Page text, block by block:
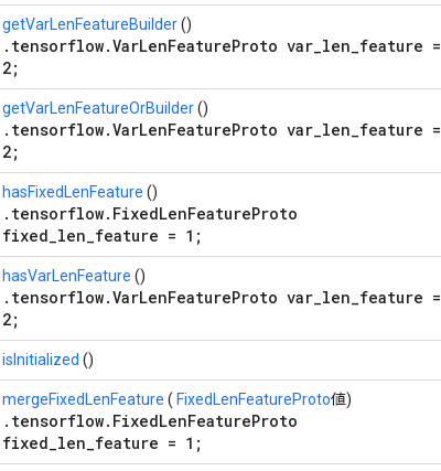
getVarLenFeatureBuilder()
.tensorflow.VarLenFeatureProto var_len_feature =
2;
getVarLenFeatureOrBuilder()
.tensorflow.VarLenFeatureProto var_len_feature =
2;
hasFixedLenFeature ()
.tensorflow.FixedLenFeatureProto
fixed_len_feature = 1;
hasVarLenFeature ()
.tensorflow.VarLenFeatureProto var_len_feature =
2;
isInitialized ()
mergeFixedLenFeature ( FixedLenFeatureProto値)
.tensorflow.FixedLenFeatureProto
fixed_len_feature = 1;